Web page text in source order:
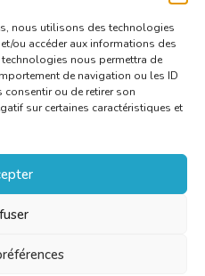
nous utilisons des technologies
ou accéder aux informations des
nous permettra de
de navigation ou les ID
consentir ou de retirer son
sur certaines caractéristiques et